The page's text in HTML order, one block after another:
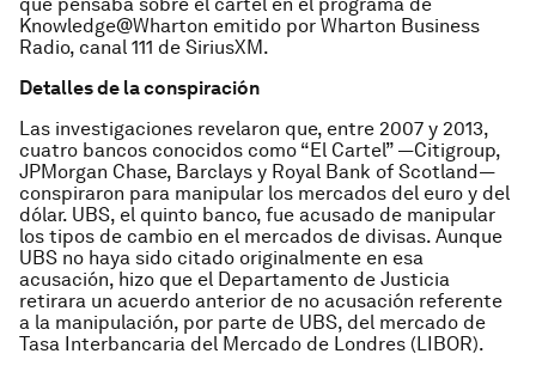
Knowledge@Wharton emitido por Wharton Business
Radio, canal 111 de SiriusXM.
Detalles de la conspiración
Las investigaciones revelaron que, entre 2007 y 2013,
cuatro bancos conocidos como “El Cartel” —Citigroup,
JPMorgan Chase, Barclays y Royal Bank of Scotland—
conspiraron para manipular los mercados del euro y del
dólar. UBS, el quinto banco, fue acusado de manipular
los tipos de cambio en el mercados de divisas. Aunque
UBS no haya sido citado originalmente en esa
acusación, hizo que el Departamento de Justicia
retirara un acuerdo anterior de no acusación referente
a la manipulación, por parte de UBS, del mercado de
Tasa Interbancaria del Mercado de Londres (LIBOR).